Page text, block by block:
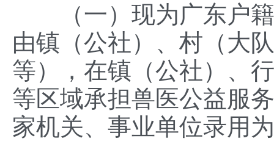
（一）现为广东户籍
由镇（公社）、村（大
等），在镇（公社）、
等区域承担兽医公益服
家机关、事业单位录用